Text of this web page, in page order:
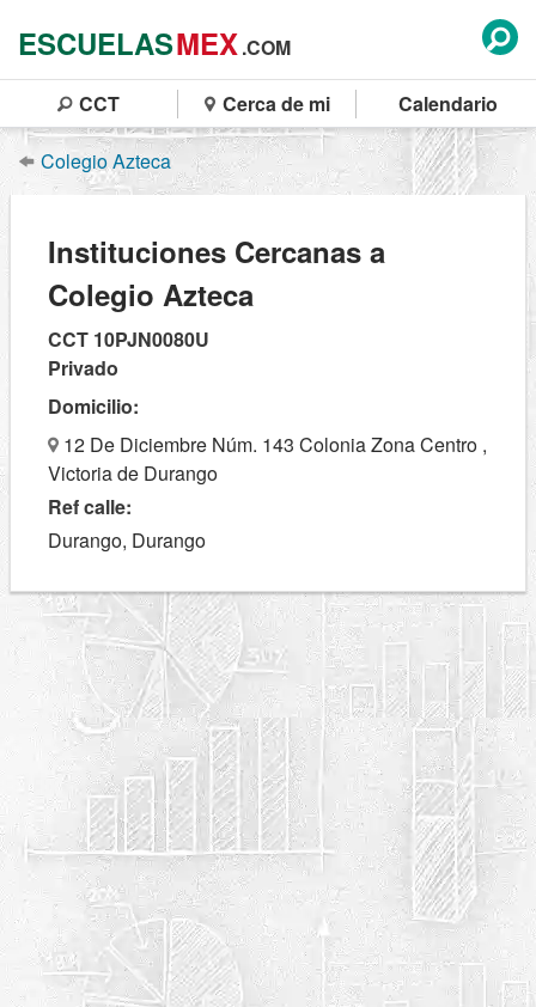
ESCUELASMEX.COM
CCT Cerca de mi Calendario
Colegio Azteca
Instituciones Cercanas a
Colegio Azteca
CCT 10PJN0080U
Privado
Domicilio:
12 De Diciembre Núm. 143 Colonia Zona Centro ,
Victoria de Durango
Ref calle:
Durango, Durango